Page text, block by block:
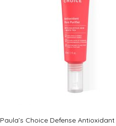
Paula’s Choice Defense